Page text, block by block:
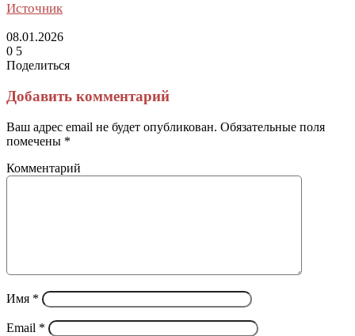
Источник
08.01.2026
0 5
Поделиться
через
электронную
почту
Добавить комментарий
Ваш адрес email не будет опубликован. Обязательные поля
помечены *
Комментарий
Имя *
Email *